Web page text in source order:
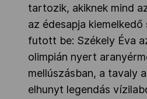
tartozik, akiknek mind
az édesapja
futott be: Székely Éva
olimpián nyert
mellúszásban, a tavaly
elhunyt legendás